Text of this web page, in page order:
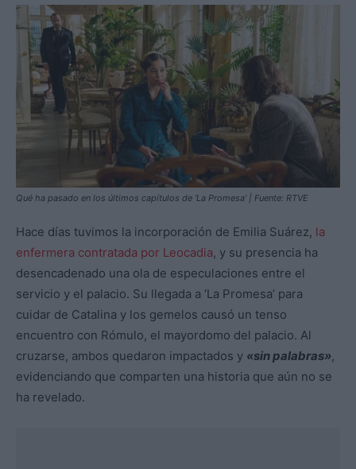
Qué ha pasado en los últimos capítulos de ‘La Promesa’ | Fuente: RTVE
Hace días tuvimos la incorporación de Emilia Suárez, la
enfermera contratada por Leocadia, y su presencia ha
desencadenado una ola de especulaciones entre el
servicio y el palacio. Su llegada a ‘La Promesa’ para
cuidar de Catalina y los gemelos causó un tenso
encuentro con Rómulo, el mayordomo del palacio. Al
cruzarse, ambos quedaron impactados y «sin palabras»,
evidenciando que comparten una historia que aún no se
ha revelado.